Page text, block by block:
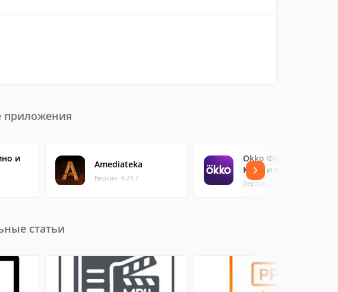
приложения
и
Amediateka
Версия: 4.24.7
Okko Фильмы HD.
Кино и сериалы
Версия: 10.11.0
статьи